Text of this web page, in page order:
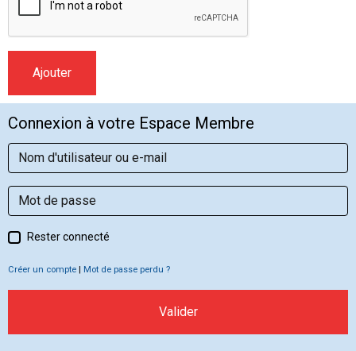
Ajouter
Connexion à votre Espace Membre
Rester connecté
Créer un compte | Mot de passe perdu ?
Valider